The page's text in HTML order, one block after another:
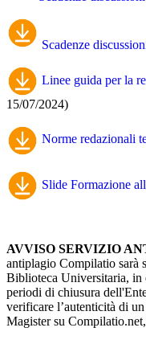
Scadenze
Linee guida per la
15/07/2024)
Norme redazionali
Slide Formazione
AVVISO SERVIZIO
antiplagio Compilatio sarà
Biblioteca Universitaria, in
periodi di chiusura
verificare l’autenticità di
Magister su